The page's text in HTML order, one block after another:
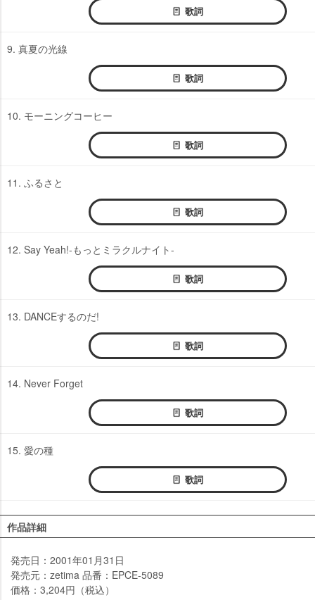
歌詞
9. 真夏の光線
歌詞
10. モーニングコーヒー
歌詞
11. ふるさと
歌詞
12. Say Yeah!-もっとミラクルナイト-
歌詞
13. DANCEするのだ!
歌詞
14. Never Forget
歌詞
15. 愛の種
歌詞
作品詳細
発売日：2001年01月31日
発売元：zetima 品番：EPCE-5089
価格：3,204円（税込）